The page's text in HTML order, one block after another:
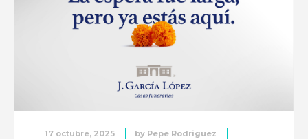
17 octubre, 2025 by Pepe Rodriguez